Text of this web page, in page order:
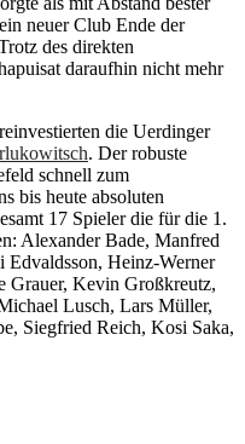
neuer Club Ende der
des direkten
daraufhin nicht mehr
die Uerdinger
. Der robuste
schnell zum
bis heute absoluten
17 Spieler die für die 1.
Alexander Bade, Manfred
Edvaldsson, Heinz-Werner
Grauer, Kevin Großkreutz,
Lusch, Lars Müller,
Siegfried Reich, Kosi Saka,